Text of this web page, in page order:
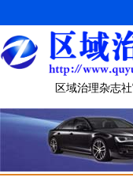
区域治理杂志